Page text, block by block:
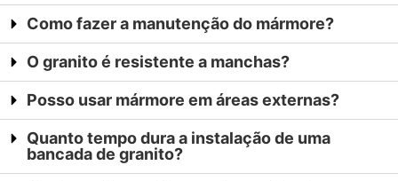
Como fazer a manutenção do mármore?
O granito é resistente a manchas?
Posso usar mármore em áreas externas?
Quanto tempo dura a instalação de uma
bancada de granito?